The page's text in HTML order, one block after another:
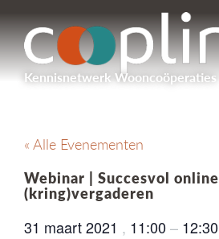
Kennisnetwerk Wooncoöperaties
« Alle Evenementen
Webinar | Succesvol online
(kring)vergaderen
31 maart 2021 , 11:00 – 12:30